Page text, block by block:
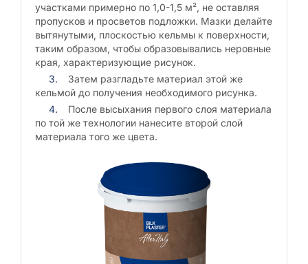
участками примерно по 1,0-1,5 м², не оставляя
пропусков и просветов подложки. Мазки делайте
вытянутыми, плоскостью кельмы к поверхности,
таким образом, чтобы образовывались неровные
края, характеризующие рисунок.
Затем разгладьте материал этой же
кельмой до получения необходимого рисунка.
После высыхания первого слоя материала
по той же технологии нанесите второй слой
материала того же цвета.